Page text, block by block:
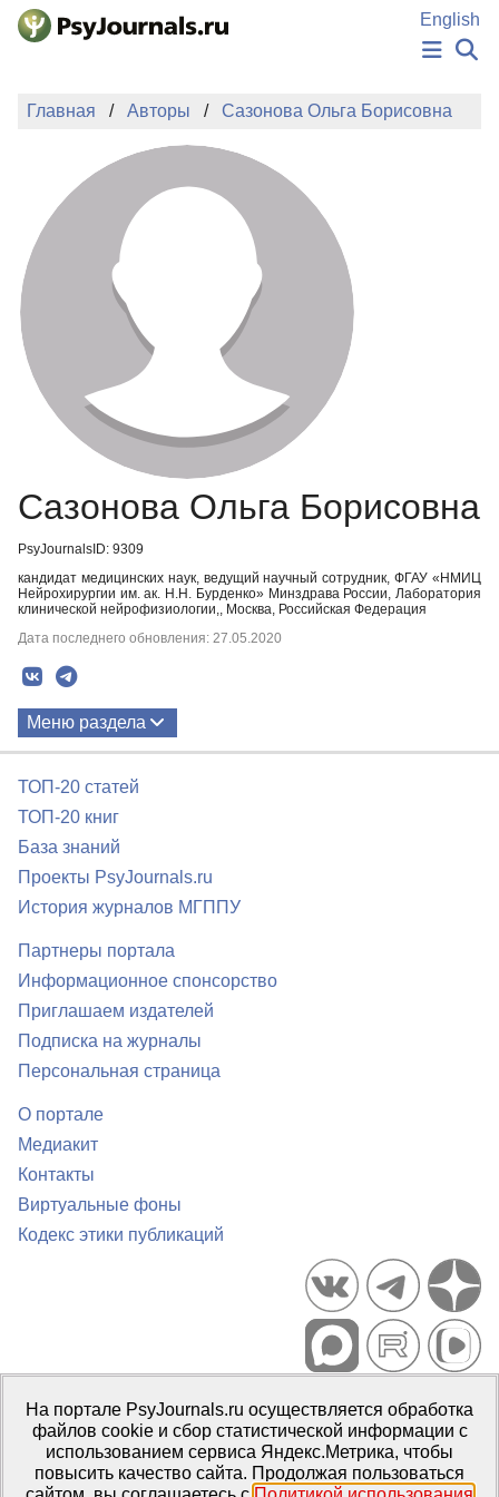
Перейти к основному содержанию
English
НОВОСТИ
АВТОРЫ
ПОДАТЬ РУКОПИСЬ
БАЗА ЗНАНИЙ
КЛЮЧЕВЫЕ СЛОВА
Регистрация
Главная Авторы Сазонова Ольга Борисовна
Сазонова Ольга Борисовна
PsyJournalsID: 9309
кандидат медицинских наук, ведущий научный сотрудник, ФГАУ «НМИЦ
Нейрохирургии им. ак. Н.Н. Бурденко» Минздрава России, Лаборатория
клинической нейрофизиологии,, Москва, Российская Федерация
Дата последнего обновления: 27.05.2020
Меню раздела
ТОП-20 статей
ТОП-20 книг
База знаний
Проекты PsyJournals.ru
История журналов МГППУ
Партнеры портала
Информационное спонсорство
Приглашаем издателей
Подписка на журналы
Персональная страница
О портале
Медиакит
Контакты
Виртуальные фоны
Кодекс этики публикаций
Портал психологических изданий PsyJournals.ru, 2007–2026
Правила использования материалов
Свидетельство регистрации СМИЭл № ФС77-66447 от 14 июля
2016 г.
На портале PsyJournals.ru осуществляется обработка
файлов cookie и сбор статистической информации с
использованием сервиса Яндекс.Метрика, чтобы
повысить качество сайта. Продолжая пользоваться